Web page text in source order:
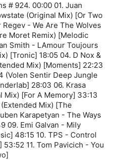
# 924. 00:00 01. Juan
(Original Mix) [Or Two
- We Are The Wolves
Moret Remix) [Melodic
Smith - LAmour Toujours
[Tronic] 18:05 04. D Nox &
Mix) [Moments] 22:23
(Volen Sentir Deep Jungle
28:03 06. Krasa
Mix) [For A Memory] 33:13
Mix) [The
Karapetyan - The Ways
09. Emi Galvan - Mily
48:15 10. TPS - Control
53:52 11. Tom Pavicich - You